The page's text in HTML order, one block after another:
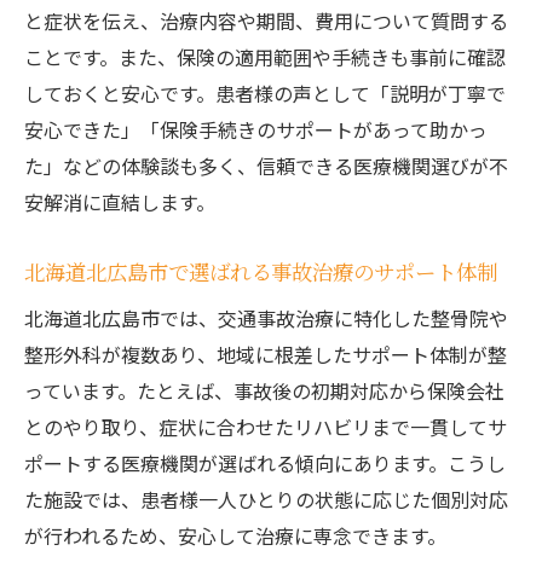
と症状を伝え、治療内容や期間、費用について質問する
ことです。また、保険の適用範囲や手続きも事前に確認
しておくと安心です。患者様の声として「説明が丁寧で
安心できた」「保険手続きのサポートがあって助かっ
た」などの体験談も多く、信頼できる医療機関選びが不
安解消に直結します。
北海道北広島市で選ばれる事故治療のサポート体制
北海道北広島市では、交通事故治療に特化した整骨院や
整形外科が複数あり、地域に根差したサポート体制が整
っています。たとえば、事故後の初期対応から保険会社
とのやり取り、症状に合わせたリハビリまで一貫してサ
ポートする医療機関が選ばれる傾向にあります。こうし
た施設では、患者様一人ひとりの状態に応じた個別対応
が行われるため、安心して治療に専念できます。